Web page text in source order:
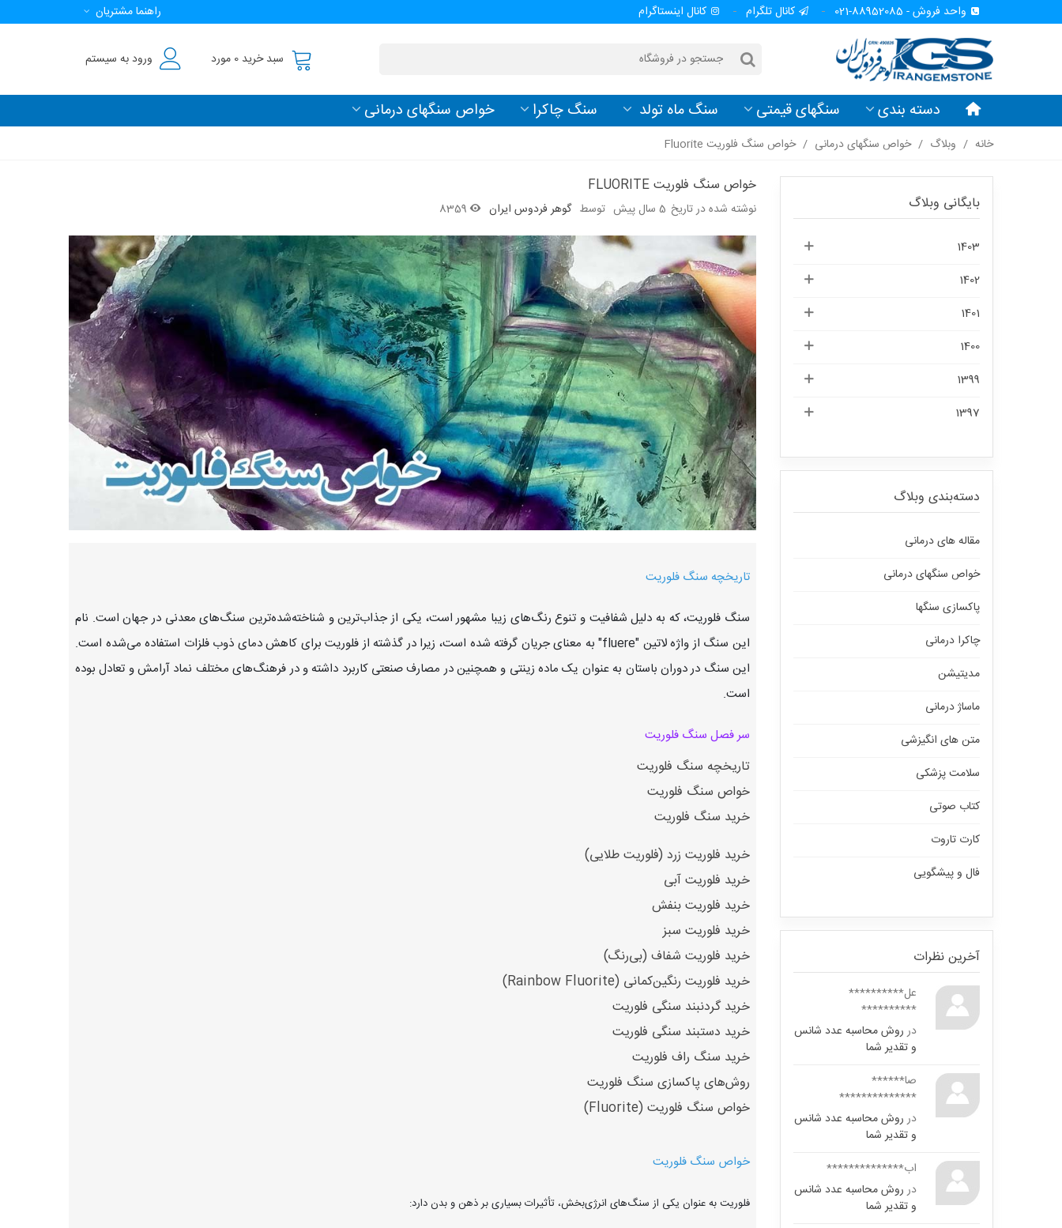
واحد فروش - 88952085-021 کانال تلگرام کانال اینستاگرام راهنما مشتریان
سبد خرید 0 مورد ورود به سیستم
دسته بندی سنگهای قیمتی سنگ ماه تولد سنگ چاکرا خواص سنگهای درمانی
خانه / وبلاگ / خواص سنگهای درمانی / خواص سنگ فلوریت Fluorite
بایگانی وبلاگ
1403
1402
1401
1400
1399
1397
دسته‌بندی وبلاگ
مقاله های درمانی
خواص سنگهای درمانی
پاکسازی سنگها
چاکرا درمانی
مدیتیشن
ماساژ درمانی
متن های انگیزشی
سلامت پزشکی
کتاب صوتی
کارت تاروت
فال و پیشگویی
آخرین نظرات
عل**********
**********
درروش محاسبه عدد شانس
و تقدیر شما
صا******
**************
درروش محاسبه عدد شانس
و تقدیر شما
اب**************
درروش محاسبه عدد شانس
و تقدیر شما
خواص سنگ فلوریت FLUORITE
نوشته شده در تاریخ 5 سال پیش توسط گوهر فردوس ایران 8359
تاریخچه سنگ فلوریت
سنگ فلوریت، که به دلیل شفافیت و تنوع رنگ‌های زیبا مشهور است، یکی از جذاب‌ترین و شناخته‌شده‌ترین سنگ‌های معدنی در جهان است. نام
این سنگ از واژه لاتین "fluere" به معنای جریان گرفته شده است، زیرا در گذشته از فلوریت برای کاهش دمای ذوب فلزات استفاده می‌شده است.
این سنگ در دوران باستان به عنوان یک ماده زینتی و همچنین در مصارف صنعتی کاربرد داشته و در فرهنگ‌های مختلف نماد آرامش و تعادل بوده
است.
سر فصل سنگ فلوریت
تاریخچه سنگ فلوریت
خواص سنگ فلوریت
خرید سنگ فلوریت
خرید فلوریت زرد (فلوریت طلایی)
خرید فلوریت آبی
خرید فلوریت بنفش
خرید فلوریت سبز
خرید فلوریت شفاف (بی‌رنگ)
خرید فلوریت رنگین‌کمانی (Rainbow Fluorite)
خرید گردنبند سنگی فلوریت
خرید دستبند سنگی فلوریت
خرید سنگ راف فلوریت
روش‌های پاکسازی سنگ فلوریت
خواص سنگ فلوریت (Fluorite)
خواص سنگ فلوریت
فلوریت به عنوان یکی از سنگ‌های انرژی‌بخش، تأثیرات بسیاری بر ذهن و بدن دارد: